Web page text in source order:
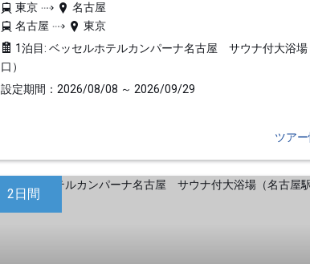
東京
名古屋
名古屋
東京
1泊目: ベッセルホテルカンパーナ名古屋 サウナ付大浴場
口）
設定期間：2026/08/08 ～ 2026/09/29
ツア
2日間